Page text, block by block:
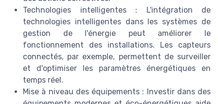
Technologies intelligentes : L'intégration de
technologies intelligentes dans les systèmes de
gestion de l'énergie peut améliorer le
fonctionnement des installations. Les capteurs
connectés, par exemple, permettent de surveiller
et d'optimiser les paramètres énergétiques en
temps réel.
Mise à niveau des équipements : Investir dans des